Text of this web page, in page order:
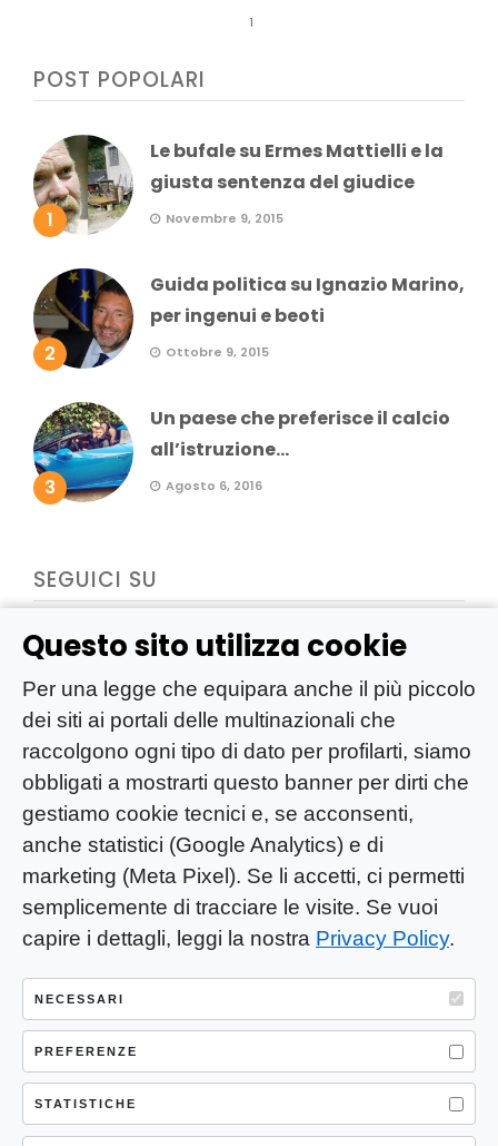
Questo sito utilizza cookie
Per una legge che equipara anche il più piccolo
dei siti ai portali delle multinazionali che
raccolgono ogni tipo di dato per profilarti, siamo
obbligati a mostrarti questo banner per dirti che
gestiamo cookie tecnici e, se acconsenti,
anche statistici (Google Analytics) e di
marketing (Meta Pixel). Se li accetti, ci permetti
semplicemente di tracciare le visite. Se vuoi
capire i dettagli, leggi la nostra Privacy Policy.
NECESSARI
PREFERENZE
STATISTICHE
1
POST POPOLARI
1
Le bufale su Ermes Mattielli e la
giusta sentenza del giudice
Novembre 9, 2015
2
Guida politica su Ignazio Marino,
per ingenui e beoti
Ottobre 9, 2015
3
Un paese che preferisce il calcio
all’istruzione...
Agosto 6, 2016
SEGUICI SU
YOU-ng Slow Journalism è una testata
giornalistica di proprietà di Mastino S.R.L.
Registrazione presso Trib. Santa Maria
Capua Vetere (CE) n° 900 del 31/01/2025 |
ISSN 3103-4683
P.IVA: 04755530617